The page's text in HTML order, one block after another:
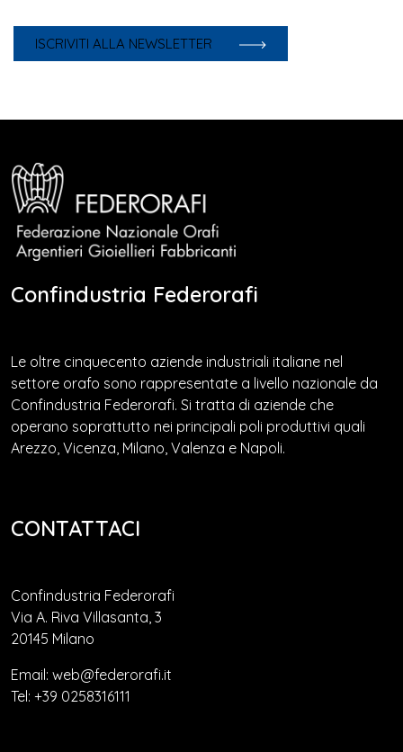
ISCRIVITI ALLA NEWSLETTER
Confindustria Federorafi
Le oltre cinquecento aziende industriali italiane nel
settore orafo sono rappresentate a livello nazionale da
Confindustria Federorafi. Si tratta di aziende che
operano soprattutto nei principali poli produttivi quali
Arezzo, Vicenza, Milano, Valenza e Napoli.
CONTATTACI
Confindustria Federorafi
Via A. Riva Villasanta, 3
20145 Milano
Email: web@federorafi.it
Tel: +39 0258316111